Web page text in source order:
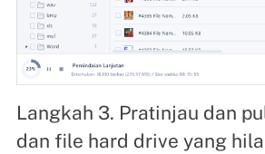
Langkah 3. Pratinjau dan
dan file hard drive yang